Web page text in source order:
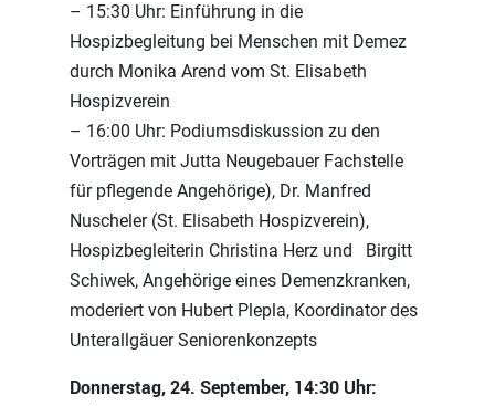
– 15:30 Uhr: Einführung in die
Hospizbegleitung bei Menschen mit Demez
durch Monika Arend vom St. Elisabeth
Hospizverein
– 16:00 Uhr: Podiumsdiskussion zu den
Vorträgen mit Jutta Neugebauer Fachstelle
für pflegende Angehörige), Dr. Manfred
Nuscheler (St. Elisabeth Hospizverein),
Hospizbegleiterin Christina Herz und Birgitt
Schiwek, Angehörige eines Demenzkranken,
moderiert von Hubert Plepla, Koordinator des
Unterallgäuer Seniorenkonzepts
Donnerstag, 24. September, 14:30 Uhr: